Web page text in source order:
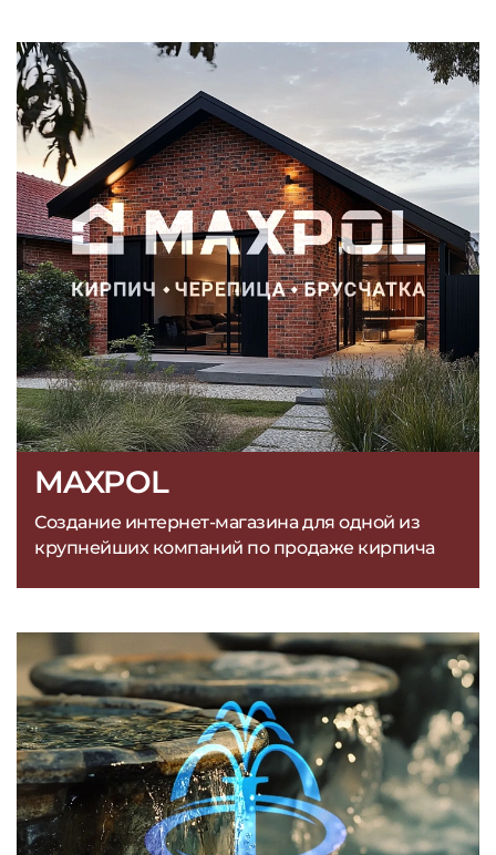
MAXPOL
Создание интернет-магазина для одной из
крупнейших компаний по продаже кирпича